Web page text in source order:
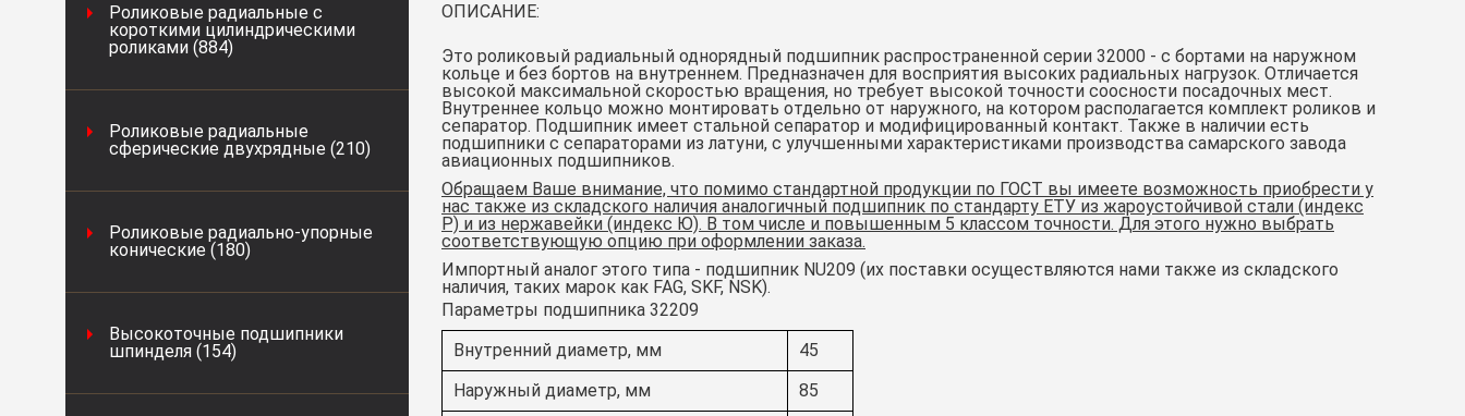
Роликовые радиальные с
короткими цилиндрическими
роликами (884)
Роликовые радиальные
сферические двухрядные (210)
Роликовые радиально-упорные
конические (180)
Высокоточные подшипники
шпинделя (154)
ОПИСАНИЕ:
Это роликовый радиальный однорядный подшипник распространенной серии 32000 - с бортами на наружном
кольце и без бортов на внутреннем. Предназначен для восприятия высоких радиальных нагрузок. Отличается
высокой максимальной скоростью вращения, но требует высокой точности соосности посадочных мест.
Внутреннее кольцо можно монтировать отдельно от наружного, на котором располагается комплект роликов и
сепаратор. Подшипник имеет стальной сепаратор и модифицированный контакт. Также в наличии есть
подшипники с сепараторами из латуни, с улучшенными характеристиками производства самарского завода
авиационных подшипников.
Обращаем Ваше внимание, что помимо стандартной продукции по ГОСТ вы имеете возможность приобрести у
нас также из складского наличия аналогичный подшипник по стандарту ЕТУ из жароустойчивой стали (индекс
Р) и из нержавейки (индекс Ю). В том числе и повышенным 5 классом точности. Для этого нужно выбрать
соответствующую опцию при оформлении заказа.
Импортный аналог этого типа - подшипник NU209 (их поставки осуществляются нами также из складского
наличия, таких марок как FAG, SKF, NSK).
Параметры подшипника 32209
Внутренний диаметр, мм
45
Наружный диаметр, мм
85